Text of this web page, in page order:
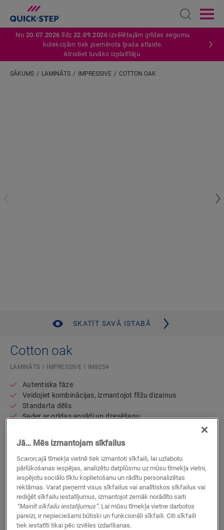
Open
No 20.07.2026 līdz22.09.2026 izvēlētajām grīdas segumu
kolekcijām tiek piemērota īpaša atlaide.
Atrodiet tuvāko izplatītāju.
SĀKUMS LAMINĀTS IMPRESSIVE COTTON OAK
SKATĪT SAVĀ ISTABĀ
Cotton oak
LAMINĀTS IMPRESSIVE IM8254
Autentiska fāze
Veidojiet kombinācijas, izmantojot flīžu dizainus
Standarta dēlis
Sader ar grīdas apsildi un dzesēšanu
Ūdensnecaurlaidīgs
Mūža garantija, lietojot dzīvojamās telpās
Pieejams2 varianti
Tuvāk esošā izplatītāja atrašana
Vai vēlaties ātrāk redzēt šo grīdu gatavu? Vai jums vēl
ir palikuši neatbildēti jautājumi? Tas nekas! Jums
Jā… Mēs izmantojam sīkfailus
Scaron;ajā tīmekļa vietnē tiek izmantoti sīkfaili, lai uzlabotu
pārlūkošanas iespējas, analizētu datplūsmu uz mūsu tīmekļa vietni,
iespējotu sociālo tīklu koplietošanu un rādītu personalizētas
reklāmas. Varat pieņemt visus sīkfailus vai analītiskos sīkfailus vai
rediģēt sīkfailu iestatījumus, izmantojot zemāk norādīto saiti
“Mainīt sīkfailu iestatījumus”. Lai mūsu tīmekļa vietne darbotos
pareizi, ir nepieciešami būtiski un funkcionāli sīkfaili. Citi sīkfaili
tiek iestatīti tikai pēc izvēles izdarīšanas.